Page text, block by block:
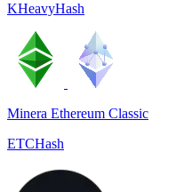
KHeavyHash
Minera Ethereum Classic
ETCHash